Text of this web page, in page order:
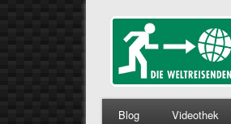
Blog Videothek